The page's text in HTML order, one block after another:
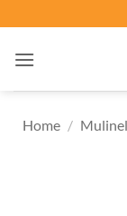
ai
contenuti
Home /